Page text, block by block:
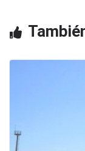
o